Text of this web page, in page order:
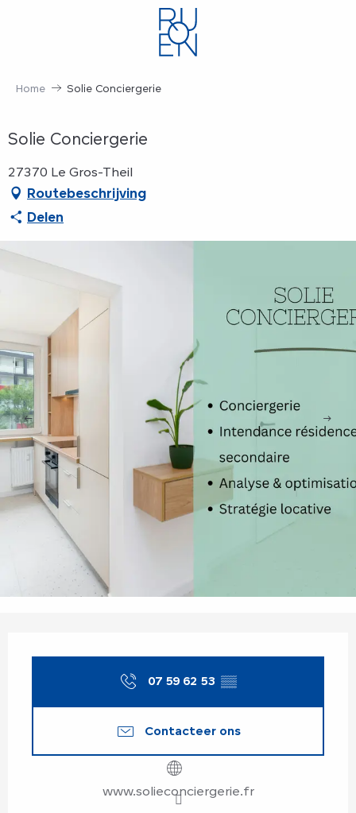
Home Solie Conciergerie
Solie Conciergerie
27370 Le Gros-Theil
Routebeschrijving
Delen
07 59 62 53 ▒▒
Contacteer ons
www.solieconciergerie.fr